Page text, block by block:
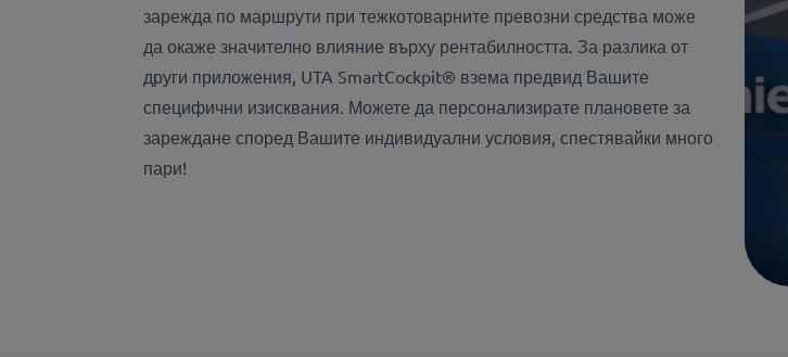
зарежда по маршрути при тежкотоварните превозни средства може
да окаже значително влияние върху рентабилността. За разлика от
други приложения, UTA SmartCockpit® взема предвид Вашите
специфични изисквания. Можете да персонализирате плановете за
зареждане според Вашите индивидуални условия, спестявайки много
пари!